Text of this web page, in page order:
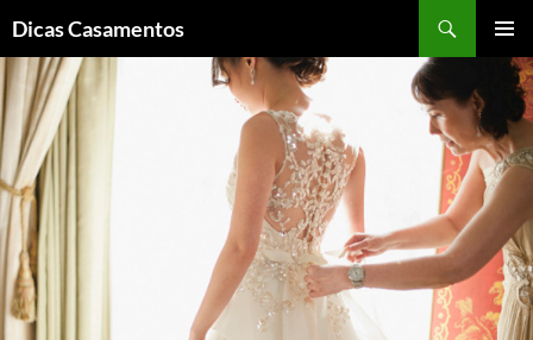
Dicas Casamentos
MENU
PARA
CONTEÚDO